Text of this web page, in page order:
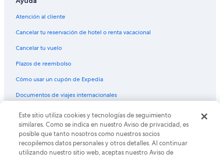
Hoteles de golf en Avon Park
Hoteles en la playa en Avon Park
Hoteles baratos en Avon Park
Hoteles con bar en Avon Park
Moteles en Avon Park
Atención al cliente
Cancelar tu reservación de hotel o renta vacacional
Cancelar tu vuelo
Plazos de reembolso
Cómo usar un cupón de Expedia
Documentos de viajes internacionales
© 2026 Expedia, Inc., una empresa de Expedia Group. Todos los
derechos reservados. Expedia y el logo de Expedia son marcas
registradas o marcas comerciales de Expedia, Inc. CST# 2029030-50.
Este sitio utiliza cookies y tecnologías de seguimiento
similares. Como se indica en nuestro Aviso de privacidad, es
posible que tanto nosotros como nuestros socios
recopilemos datos personales y otros detalles. Al continuar
utilizando nuestro sitio web, aceptas nuestro Aviso de